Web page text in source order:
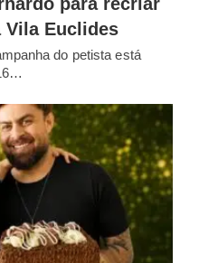
Vila Euclides
do petista está